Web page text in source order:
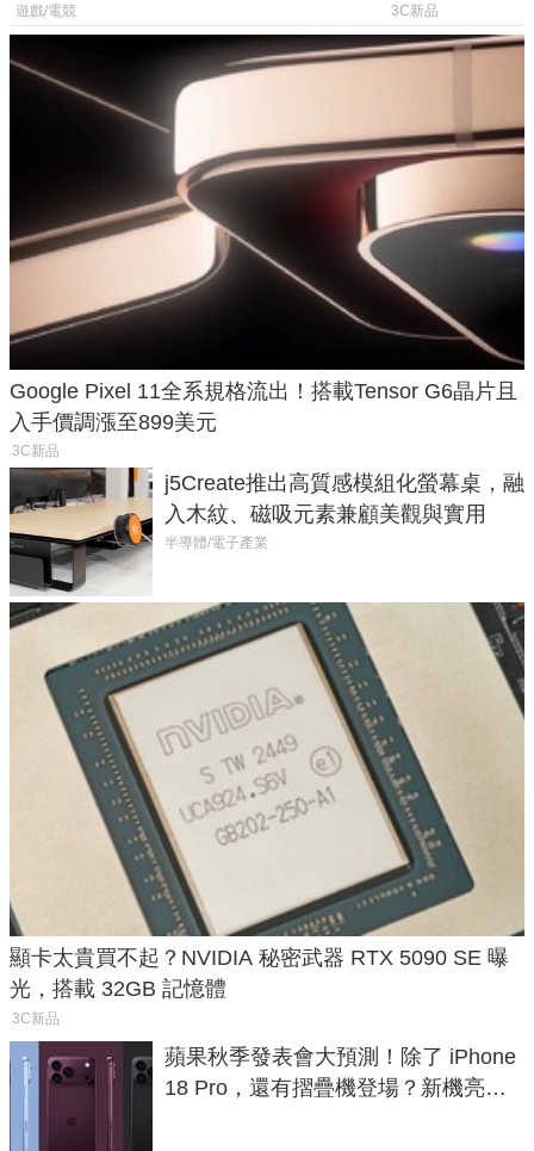
遊戲/電競
上市時間
3C新品
Google Pixel 11全系規格流出！搭載Tensor G6晶片且
入手價調漲至899美元
3C新品
j5Create推出高質感模組化螢幕桌，融
入木紋、磁吸元素兼顧美觀與實用
半導體/電子產業
顯卡太貴買不起？NVIDIA 秘密武器 RTX 5090 SE 曝
光，搭載 32GB 記憶體
3C新品
蘋果秋季發表會大預測！除了 iPhone
18 Pro，還有摺疊機登場？新機亮點